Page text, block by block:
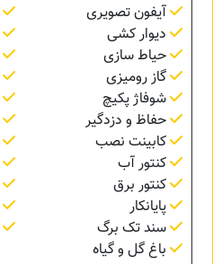
آیفون تصویری
دیوار کشی
حیاط سازی
گاز رومیزی
شوفاژ پکیچ
حفاظ و دزدگیر
کابینت نصب
کنتور آب
کنتور برق
پایانکار
سند تک برگ
باغ گل و گیاه